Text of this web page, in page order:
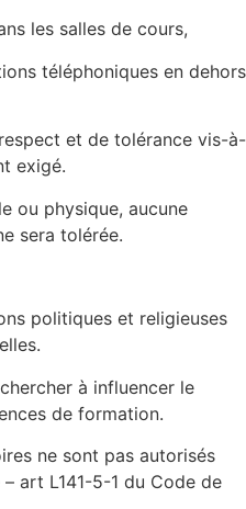
les salles de cours,
téléphoniques en dehors
et de tolérance vis-à-
exigé.
physique, aucune
sera tolérée.
politiques et religieuses
à influencer le
de formation.
ne sont pas autorisés
art L141-5-1 du Code de